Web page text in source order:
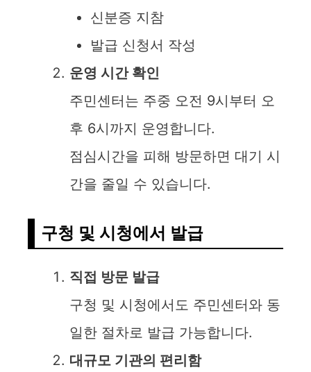
신분증 지참
발급 신청서 작성
운영 시간 확인
주민센터는 주중 오전 9시부터 오
후 6시까지 운영합니다.
점심시간을 피해 방문하면 대기 시
간을 줄일 수 있습니다.
구청 및 시청에서 발급
직접 방문 발급
구청 및 시청에서도 주민센터와 동
일한 절차로 발급 가능합니다.
대규모 기관의 편리함